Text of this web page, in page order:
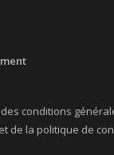
conditions
de la politique de